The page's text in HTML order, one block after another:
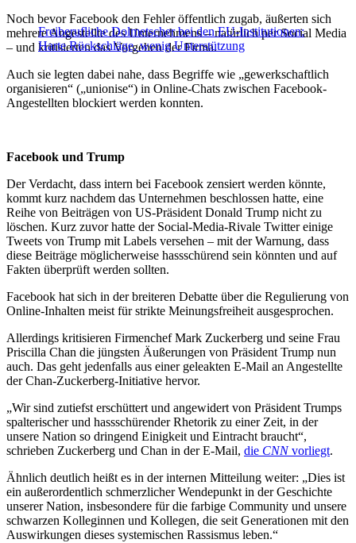
Freiberufliche Dolmetscher bei den EU-Institutionen:
Harte Rückschläge, wenig Unterstützung
Noch bevor Facebook den Fehler öffentlich zugab, äußerten sich
mehrere Angestellte des Unternehmens – natürlich per Social Media
– und kritisierten das Vorgehen der Firma.
Auch sie legten dabei nahe, dass Begriffe wie „gewerkschaftlich
organisieren“ („unionise“) in Online-Chats zwischen Facebook-
Angestellten blockiert werden konnten.
Facebook und Trump
Der Verdacht, dass intern bei Facebook zensiert werden könnte,
kommt kurz nachdem das Unternehmen beschlossen hatte, eine
Reihe von Beiträgen von US-Präsident Donald Trump nicht zu
löschen. Kurz zuvor hatte der Social-Media-Rivale Twitter einige
Tweets von Trump mit Labels versehen – mit der Warnung, dass
diese Beiträge möglicherweise hassschürend sein könnten und auf
Fakten überprüft werden sollten.
Facebook hat sich in der breiteren Debatte über die Regulierung von
Online-Inhalten meist für strikte Meinungsfreiheit ausgesprochen.
Allerdings kritisieren Firmenchef Mark Zuckerberg und seine Frau
Priscilla Chan die jüngsten Äußerungen von Präsident Trump nun
auch. Das geht jedenfalls aus einer geleakten E-Mail an Angestellte
der Chan-Zuckerberg-Initiative hervor.
„Wir sind zutiefst erschüttert und angewidert von Präsident Trumps
spalterischer und hassschürender Rhetorik zu einer Zeit, in der
unsere Nation so dringend Einigkeit und Eintracht braucht“,
schrieben Zuckerberg und Chan in der E-Mail, die CNNvorliegt.
Ähnlich deutlich heißt es in der internen Mitteilung weiter: „Dies ist
ein außerordentlich schmerzlicher Wendepunkt in der Geschichte
unserer Nation, insbesondere für die farbige Community und unsere
schwarzen Kolleginnen und Kollegen, die seit Generationen mit den
Auswirkungen dieses systemischen Rassismus leben.“